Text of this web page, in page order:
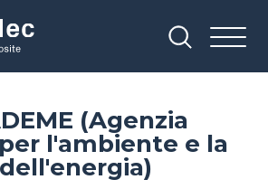
(Agenzia
l'ambiente e la